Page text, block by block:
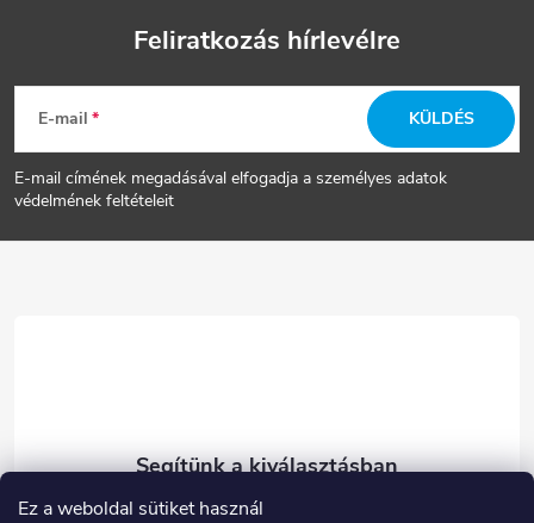
Ez a weboldal sütiket használ
L
á
b
Feliratkozás hírlevélre
E-mail
E-mail címének megadásával elfogadja a személyes adatok
védelmének feltételeit
KÜLDÉS
eshop